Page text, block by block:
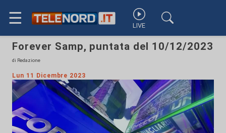
☰ LIVE
Forever Samp, puntata del 10/12/2023
di Redazione
Lun 11 Dicembre 2023